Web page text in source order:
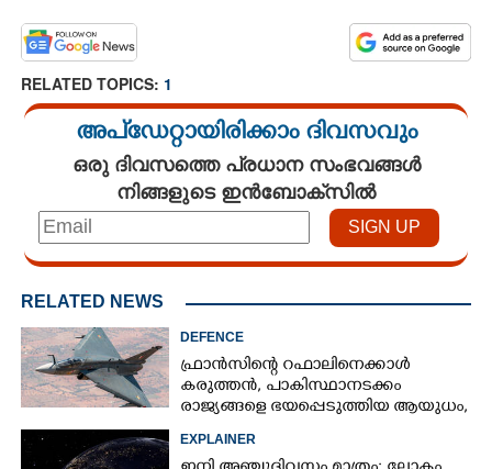
RELATED TOPICS: 1
അപ്ഡേറ്റായിരിക്കാം ദിവസവും
ഒരു ദിവസത്തെ പ്രധാന സംഭവങ്ങൾ
നിങ്ങളുടെ ഇൻബോക്സിൽ
RELATED NEWS
DEFENCE
ഫ്രാൻസിന്റെ റഫാലിനെക്കാൾ
കരുത്തൻ,​ പാകിസ്ഥാനടക്കം
രാജ്യങ്ങളെ ഭയപ്പെടുത്തിയ ആയുധം,​
EXPLAINER